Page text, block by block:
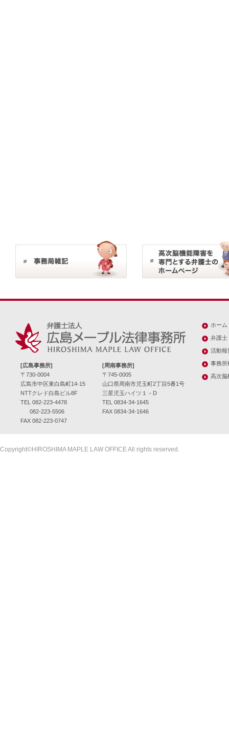
[広島事務所]
〒730-0004
広島市中区東白島町14-15
NTTクレド白島ビル8F
TEL 082-223-4478
082-223-5506
FAX 082-223-0747
[周南事務所]
〒745-0005
山口県周南市児玉町2丁目5番1号
三星児玉ハイツ１－D
TEL 0834-34-1645
FAX 0834-34-1646
ホーム
弁護士
活動報
事務所
高次脳
Copyright©HIROSHIMA MAPLE LAW OFFICE All rights reserved.